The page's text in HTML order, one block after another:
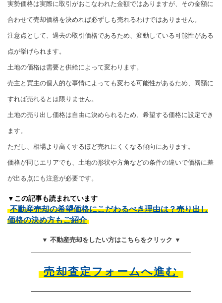
実勢価格は実際に取引がおこなわれた金額ではありますが、その金額に
合わせて売却価格を決めれば必ずしも売れるわけではありません。
注意点として、過去の取引価格であるため、変動している可能性がある
点が挙げられます。
土地の価格は需要と供給によって変わります。
売主と買主の個人的な事情によっても変わる可能性があるため、同額に
すれば売れるとは限りません。
土地の売り出し価格は自由に決められるため、希望する価格に設定でき
ます。
ただし、相場より高くするほど売れにくくなる傾向にあります。
価格が同じエリアでも、土地の形状や方角などの条件の違いで価格に差
が出る点にも注意が必要です。
▼この記事も読まれています
不動産売却の希望価格にこだわるべき理由は？売り出し
価格の決め方もご紹介
▼ 不動産売却をしたい方はこちらをクリック ▼
売却査定フォームへ進む